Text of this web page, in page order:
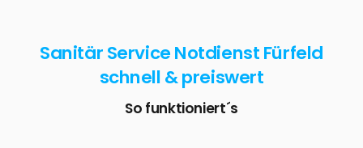
Sanitär Service Notdienst Fürfeld
schnell & preiswert
So funktioniert´s